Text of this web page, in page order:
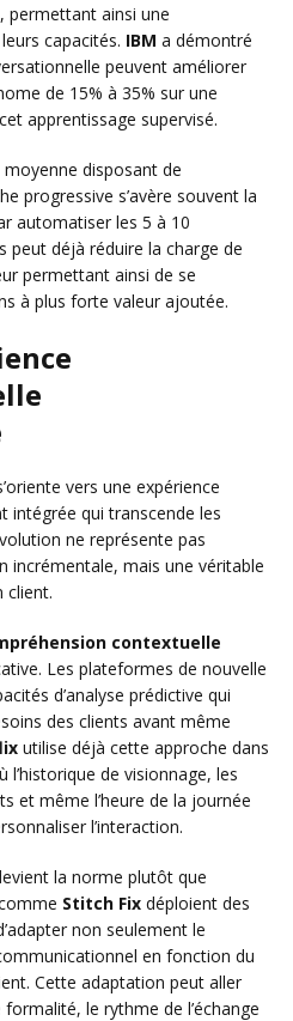
permettant ainsi une
capacités. IBM a démontré
peuvent améliorer
de 15% à 35% sur une
apprentissage supervisé.
disposant de
progressive s’avère souvent la
automatiser les 5 à 10
peut déjà réduire la charge de
permettant ainsi de se
à plus forte valeur ajoutée.
vers une expérience
intégrée qui transcende les
ne représente pas
incrémentale, mais une véritable
client.
contextuelle
Les plateformes de nouvelle
d’analyse prédictive qui
des clients avant même
utilise déjà cette approche dans
l’historique de visionnage, les
et même l’heure de la journée
l’interaction.
la norme plutôt que
Stitch Fix déploient des
non seulement le
en fonction du
Cette adaptation peut aller
le rythme de l’échange